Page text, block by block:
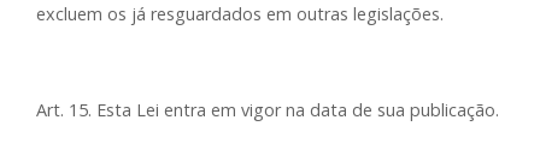
excluem os já resguardados em outras legislações.
Art. 15. Esta Lei entra em vigor na data de sua publicação.